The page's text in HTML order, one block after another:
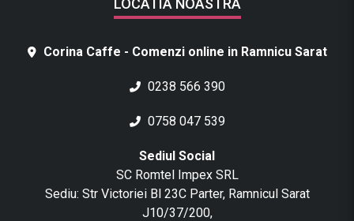
LOCATIA NOASTRA
Corina Caffe - Comenzi online in Ramnicu Sarat
0238 566 390
0758 047 539
Sediul Social
SC Romtel Impex SRL
Sediu: Str Victoriei Bl 23C Parter, Ramnicul Sarat
J10/37/200,